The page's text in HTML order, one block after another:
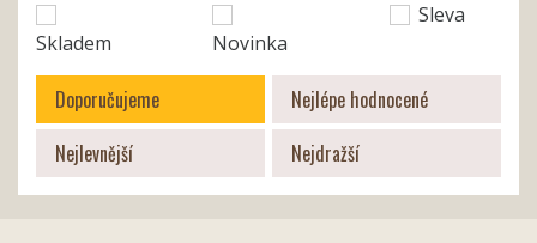
Skladem Novinka
Sleva
Doporučujeme
Nejlépe hodnocené
Nejlevnější
Nejdražší